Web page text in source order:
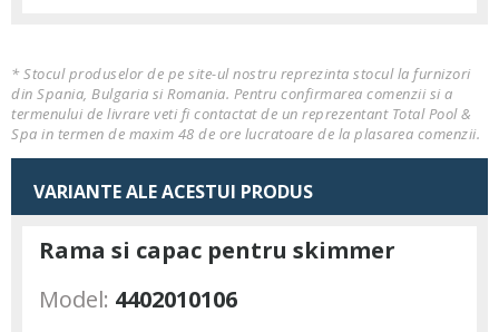
* Stocul produselor de pe site-ul nostru reprezinta stocul la furnizori
din Spania, Bulgaria si Romania. Pentru confirmarea comenzii si a
termenului de livrare veti fi contactat de un reprezentant Total Pool &
Spa in termen de maxim 48 de ore lucratoare de la plasarea comenzii.
VARIANTE ALE ACESTUI PRODUS
Rama si capac pentru skimmer
Model: 4402010106